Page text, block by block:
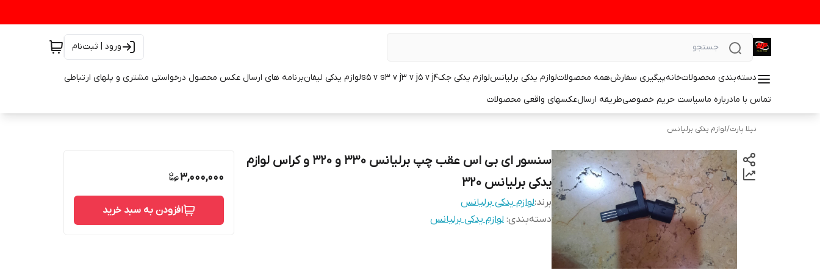
ورود | ثبت‌نام
دسته‌بندی محصولاتخانهپیگیری سفارشهمه محصولاتلوازم یدکی برلیانسلوازم یدکی جکs5 v s3 v j3 v j5 v j4 لوازم یدکی لیفانبرنامه های ارسال عکس محصول درخواستی مشتری و پلهای ارتباطی
تماس با مادرباره ماسیاست حریم خصوصیطریقه ارسالعکسهای واقعی محصولات
نیلا پارت/لوازم یدکی برلیانس
سنسور ای بی اس عقب چپ برلیانس ۳۳۰ و ۳۲۰ و کراس لوازم
یدکی برلیانس ۳۲۰
برند:لوازم یدکی برلیانس
دسته‌بندی: لوازم یدکی برلیانس
3,000,000
افزودن به سبد خرید